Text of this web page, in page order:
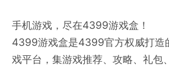
手机游戏，尽在4399游戏盒！
4399游戏盒是4399官方权威打造
戏平台，集游戏推荐、攻略、礼包